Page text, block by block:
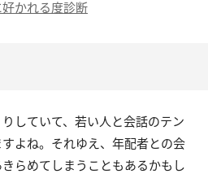
かれる度診断
していて、若い人と会話のテン
よね。それゆえ、年配者との会
らめてしまうこともあるかもし